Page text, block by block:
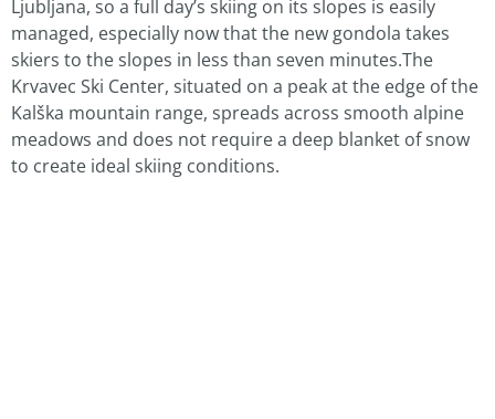
Ljubljana, so a full day’s skiing on its slopes is easily
managed, especially now that the new gondola takes
skiers to the slopes in less than seven minutes.The
Krvavec Ski Center, situated on a peak at the edge of the
Kalška mountain range, spreads across smooth alpine
meadows and does not require a deep blanket of snow
to create ideal skiing conditions.